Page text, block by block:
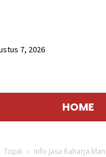
7, 2026
HOME
Topik Info Jasa Raharja